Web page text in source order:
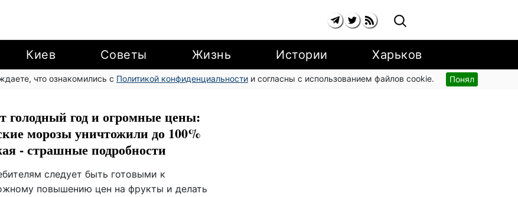
Киев Советы Жизнь Истории Харьков
что ознакомились с Политикой конфиденциальности и согласны с использованием файлов cookie. Понял
голодный год и огромные цены:
морозы уничтожили до 100%
- страшные подробности
следует быть готовыми к
повышению цен на фрукты и делать